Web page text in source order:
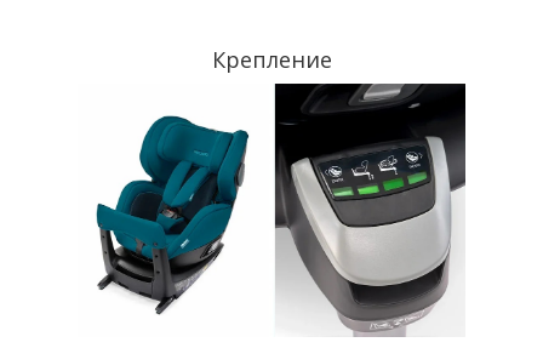
Крепление